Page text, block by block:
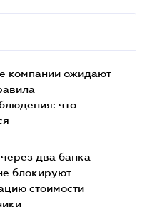
компании ожидают
что
два банка
блокируют
стоимости